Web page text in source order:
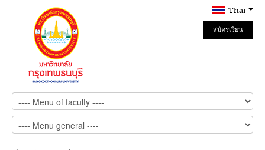
Thai
สมัครเรียน
Online